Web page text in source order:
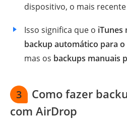
dispositivo, o mais
Isso significa que o iTunes
backup automático para
mas os backups manuais
3
Como fazer
com AirDrop